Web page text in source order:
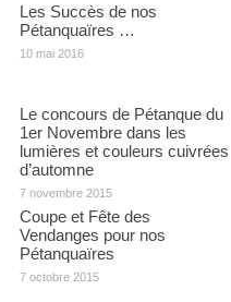
Les Succès de nos
Pétanquaïres …
10 mai 2016
Le concours de Pétanque du
1er Novembre dans les
lumières et couleurs cuivrées
d’automne
7 novembre 2015
Coupe et Fête des
Vendanges pour nos
Pétanquaïres
7 octobre 2015